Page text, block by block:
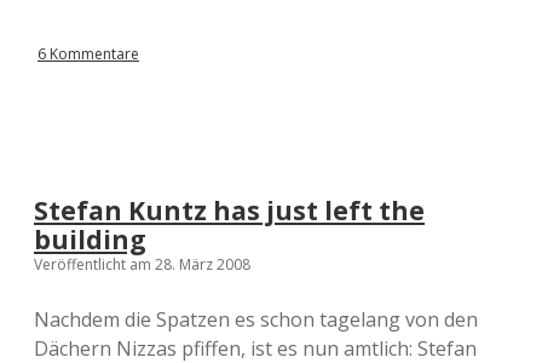
6 Kommentare
Stefan Kuntz has just left the
building
Veröffentlicht am 28. März 2008
Nachdem die Spatzen es schon tagelang von den
Dächern Nizzas pfiffen, ist es nun amtlich: Stefan